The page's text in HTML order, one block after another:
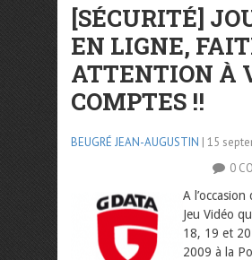
[SÉCURITÉ]
EN LIGNE,
ATTENTION À
COMPTES !!
BEUGRÉ JEAN-AUGUSTIN | 15
0
A
Jeu Vidéo
18, 19 et
2009 à la